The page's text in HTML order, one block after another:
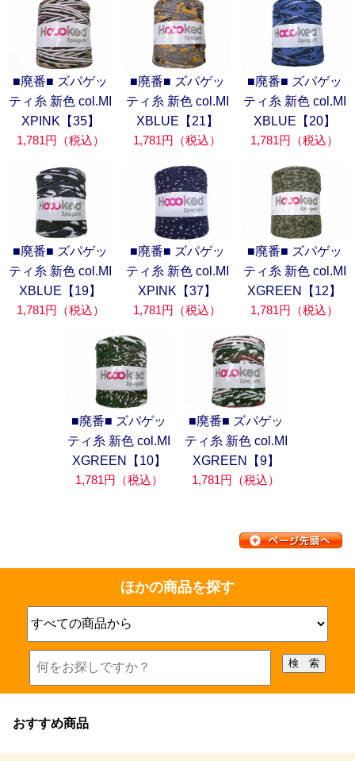
■廃番■ ズパゲッ
ティ糸 新色 col.MI
XPINK【35】
1,781円（税込）
■廃番■ ズパゲッ
ティ糸 新色 col.MI
XBLUE【21】
1,781円（税込）
■廃番■ ズパゲッ
ティ糸 新色 col.MI
XBLUE【20】
1,781円（税込）
■廃番■ ズパゲッ
ティ糸 新色 col.MI
XBLUE【19】
1,781円（税込）
■廃番■ ズパゲッ
ティ糸 新色 col.MI
XPINK【37】
1,781円（税込）
■廃番■ ズパゲッ
ティ糸 新色 col.MI
XGREEN【12】
1,781円（税込）
■廃番■ ズパゲッ
ティ糸 新色 col.MI
XGREEN【10】
1,781円（税込）
■廃番■ ズパゲッ
ティ糸 新色 col.MI
XGREEN【9】
1,781円（税込）
ほかの商品を探す
おすすめ商品